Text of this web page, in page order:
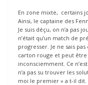
En zone mixte, certains
Ainsi, le captaine des
Je suis déçu, on n’a pas
n’était qu’un match de
progresser. Je ne sais
carton rouge et peut être
inconsciemment. Ce
n’a pas su trouver les
moi le premier » a t-il dit.